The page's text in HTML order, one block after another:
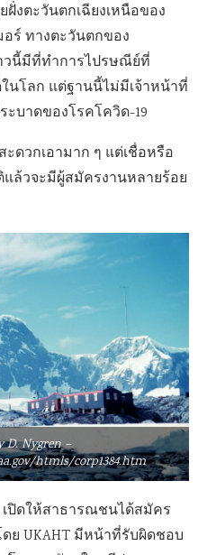
งตะวันตกเฉียงเหนือของ
อร์ ทางตะวันตกของ
นี้มีที่ทำการไปรษณีย์ที่
นโลก แต่ฐานนี้ไม่มีเจ้าหน้าที่
ะบาดของโรคโควิด-19
ดวกเอามาก ๆ แต่เชื่อหรือ
แล้วจะมีผู้สมัครงานหลายร้อย
Nygren –
htmls/corp1384.htm
เปิดให้สาธารณชนได้สมัคร
ย UKAHT มีหน้าที่รับผิดชอบ